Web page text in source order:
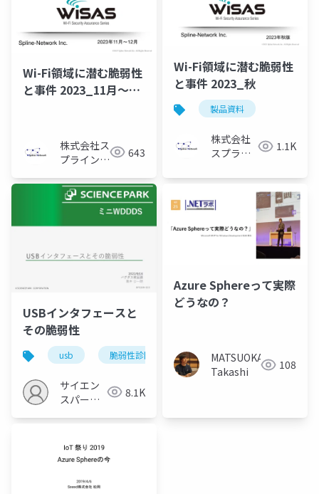
Wi-Fi領域に潜む脆弱性
と事件 2023_11月～12
株式会社ス
プライン・
ク
643
Wi-Fi領域に潜む脆弱性
と事件 2023_秋
製品資料
株式会社
スプライ
トワーク
1.1K
USBインタフェースと
その脆弱性
usb 脆弱性診断
サイエン
スパーク
8.1K
Azure Sphereって実際
どうなの？
MATSUOKA
Takashi
108